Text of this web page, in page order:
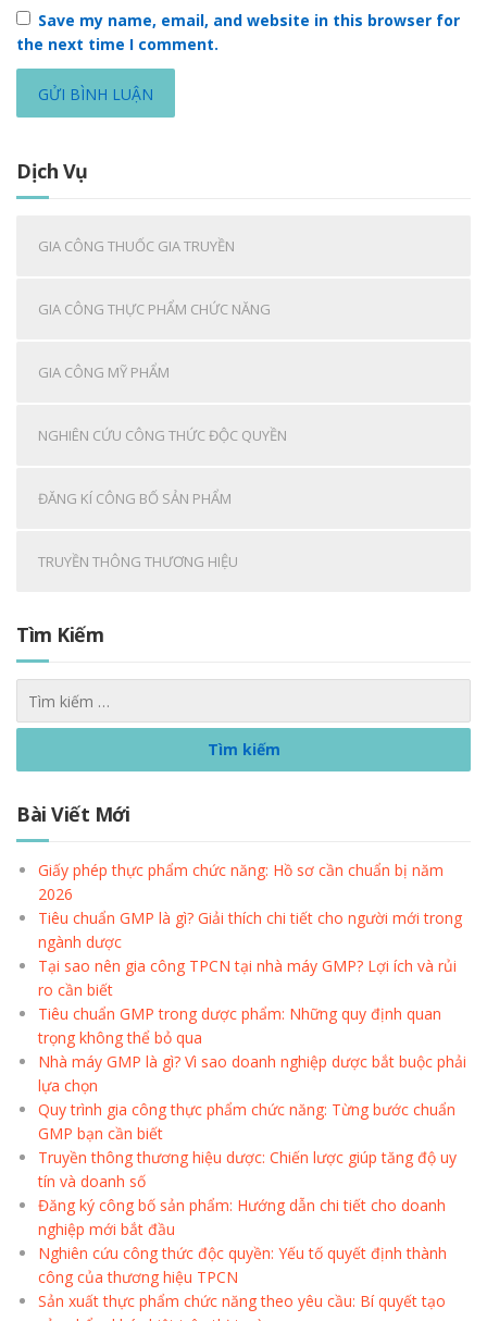
Save my name, email, and website in this browser for
the next time I comment.
Dịch Vụ
GIA CÔNG THUỐC GIA TRUYỀN
GIA CÔNG THỰC PHẨM CHỨC NĂNG
GIA CÔNG MỸ PHẨM
NGHIÊN CỨU CÔNG THỨC ĐỘC QUYỀN
ĐĂNG KÍ CÔNG BỐ SẢN PHẨM
TRUYỀN THÔNG THƯƠNG HIỆU
Tìm Kiếm
Bài Viết Mới
Giấy phép thực phẩm chức năng: Hồ sơ cần chuẩn bị năm
2026
Tiêu chuẩn GMP là gì? Giải thích chi tiết cho người mới trong
ngành dược
Tại sao nên gia công TPCN tại nhà máy GMP? Lợi ích và rủi
ro cần biết
Tiêu chuẩn GMP trong dược phẩm: Những quy định quan
trọng không thể bỏ qua
Nhà máy GMP là gì? Vì sao doanh nghiệp dược bắt buộc phải
lựa chọn
Quy trình gia công thực phẩm chức năng: Từng bước chuẩn
GMP bạn cần biết
Truyền thông thương hiệu dược: Chiến lược giúp tăng độ uy
tín và doanh số
Đăng ký công bố sản phẩm: Hướng dẫn chi tiết cho doanh
nghiệp mới bắt đầu
Nghiên cứu công thức độc quyền: Yếu tố quyết định thành
công của thương hiệu TPCN
Sản xuất thực phẩm chức năng theo yêu cầu: Bí quyết tạo